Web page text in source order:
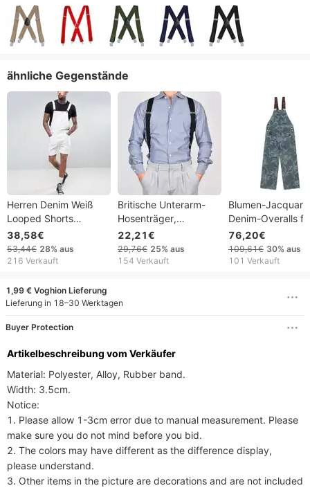
ähnliche Gegenstände
Herren Denim Weiß
Looped Shorts
Jumpsuit Overalls
2023
38,58€
53,44€ 28% aus
216 Verkauft
Britische Unterarm-
Hosenträger,
Pistolenhalfter,
seitlicher Clip auf der
Rückseite,
Herren
22,21€
29,76€ 25% aus
154 Verkauft
Blumen-
Denim-Overalls
Herren im
Design, lockere
lässige Camisole-
76,20€
109,61€ 30% aus
101 Verkauft
1,99 € Voghion Lieferung
Lieferung in 18–30 Werktagen
Buyer Protection
Artikelbeschreibung vom Verkäufer
Material: Polyester, Alloy, Rubber band.
Width: 3.5cm.
Notice:
1. Please allow 1-3cm error due to manual measurement. Please
make sure you do not mind before you bid.
2. The colors may have different as the difference display,
please understand.
3. Other items in the picture are decorations and are not included